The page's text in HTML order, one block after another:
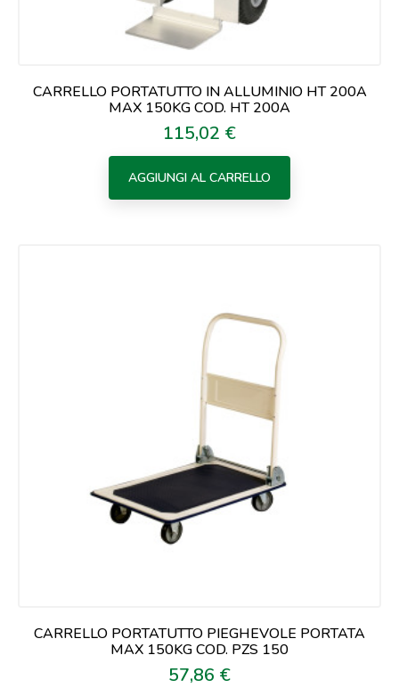
CARRELLO PORTATUTTO IN ALLUMINIO HT 200A
MAX 150KG COD. HT 200A
Prezzo
115,02 €
AGGIUNGI AL CARRELLO
CARRELLO PORTATUTTO PIEGHEVOLE PORTATA
MAX 150KG COD. PZS 150
Prezzo
57,86 €